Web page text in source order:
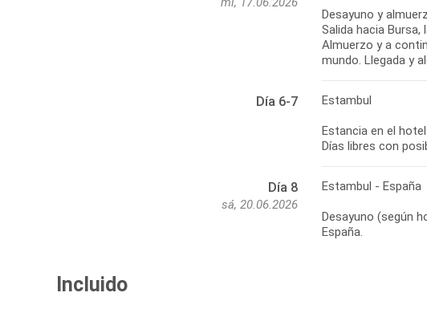
Desayuno y
Salida hacia
Almuerzo y a
mundo. Llegada y
Día 6-7 Estambul
Estancia en el
Días libres con
Día 8
sá, 20.06.2026
Estambul - España
Desayuno (según
España.
Incluido